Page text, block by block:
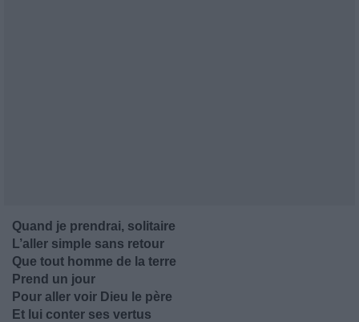
Quand je prendrai, solitaire
L’aller simple sans retour
Que tout homme de la terre
Prend un jour
Pour aller voir Dieu le père
Et lui conter ses vertus